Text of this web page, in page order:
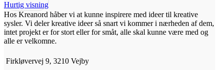
Hurtig visning
Hos Kreanord håber vi at kunne inspirere med ideer til kreative
sysler. Vi deler kreative ideer så snart vi kommer i nærheden af dem,
intet projekt er for stort eller for småt, alle skal kunne være med og
alle er velkomne.
Firkløvervej 9, 3210 Vejby